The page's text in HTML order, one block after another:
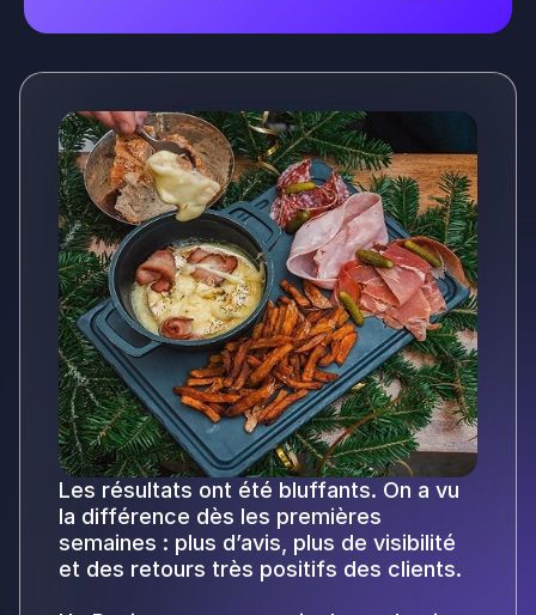
Les résultats ont été bluffants. On a vu
la différence dès les premières
semaines : plus d’avis, plus de visibilité
et des retours très positifs des clients.